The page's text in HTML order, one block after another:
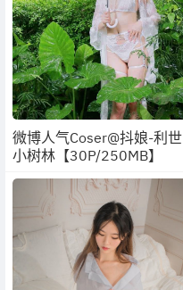
微博人气Coser@抖娘-利世
小树林【30P/250MB】